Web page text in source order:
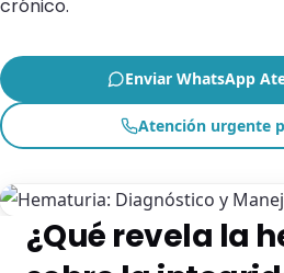
crónico.
Enviar WhatsApp
Atención urgente
¿Qué revela la